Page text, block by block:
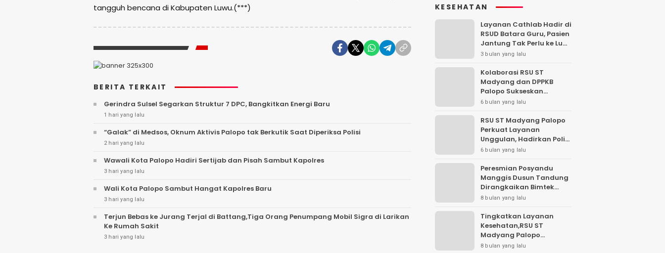
tangguh bencana di Kabupaten Luwu.(***)
BERITA TERKAIT
Gerindra Sulsel Segarkan Struktur 7 DPC, Bangkitkan Energi Baru
1 hari yang lalu
“Galak” di Medsos, Oknum Aktivis Palopo tak Berkutik Saat Diperiksa Polisi
2 hari yang lalu
Wawali Kota Palopo Hadiri Sertijab dan Pisah Sambut Kapolres
3 hari yang lalu
Wali Kota Palopo Sambut Hangat Kapolres Baru
3 hari yang lalu
Terjun Bebas ke Jurang Terjal di Battang,Tiga Orang Penumpang Mobil Sigra di Larikan
Ke Rumah Sakit
3 hari yang lalu
KESEHATAN
Layanan Cathlab Hadir di
RSUD Batara Guru, Pasien
Jantung Tak Perlu ke Luar
Daerah
3 bulan yang lalu
Kolaborasi RSU ST
Madyang dan DPPKB
Palopo Sukseskan
Program MOP Gratis
6 bulan yang lalu
RSU ST Madyang Palopo
Perkuat Layanan
Unggulan, Hadirkan Poli
MCU, Bedah Saraf, Jiwa,
6 bulan yang lalu
Peresmian Posyandu
Manggis Dusun Tandung
Dirangkaikan Bimtek
Posyandu Era Baru di
8 bulan yang lalu
Tingkatkan Layanan
Kesehatan,RSU ST
Madyang Palopo
Hadirkan Layanan Dokter
8 bulan yang lalu